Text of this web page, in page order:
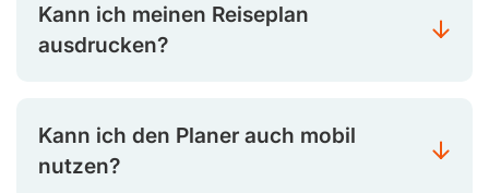
Kann ich meinen Reiseplan
ausdrucken?
Kann ich den Planer auch mobil
nutzen?